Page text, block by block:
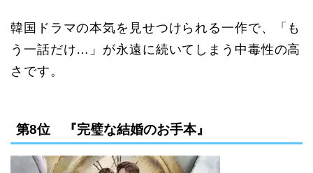
韓国ドラマの本気を見せつけられる一作で、「も
う一話だけ…」が永遠に続いてしまう中毒性の高
さです。
第8位 『完璧な結婚のお手本』